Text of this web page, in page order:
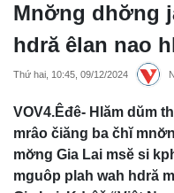
Mnơ̆ng dhơ̆ng
hdră êlan nao
Thứ hai, 10:45, 09/12/2024
VOV4.Êđê- Hlăm dŭm
mrâo čiăng ba čhĭ
mơ̆ng Gia Lai msĕ si
mguôp plah wah hdră